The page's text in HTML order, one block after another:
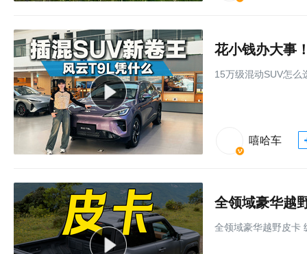
花小钱办大事
15万级混动SUV怎么
嘻哈车
全领域豪华越
全领域豪华越野皮卡